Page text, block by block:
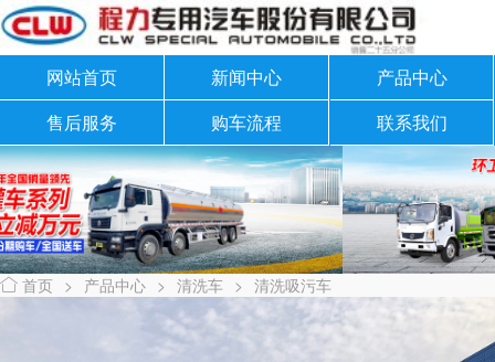
网站首页 新闻中心
产品中心
售后服务
购车流程 联系我们
 首页 > 产品中心 > 清洗车 > 清洗吸污车